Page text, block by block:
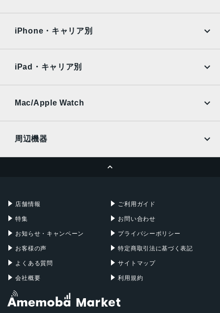
OPPO Android
Surface
Xiaomi Tablet
Ymobile
UQmobile
iPhone・キャリア別
Ymobile
UQmobile
iPad・キャリア別
Mac/Apple Watch
周辺機器
店舗情報
特集
お知らせ・キャンペーン
お客様の声
よくある質問
会社概要
ご利用ガイド
お問い合わせ
プライバシーポリシー
特定商取引法に基づく表記
サイトマップ
利用規約